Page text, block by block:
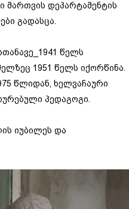
მართვის დეპარტამენტის
გადასცა.
წელს
1951 წელს იქორწინა.
წლიდან, ხელვაჩაური
პედაგოგი.
იუბილეს და